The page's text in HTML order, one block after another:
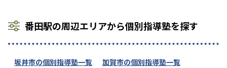
番田駅の周辺エリアから個別指導塾を探す
坂井市の個別指導塾一覧 加賀市の個別指導塾一覧